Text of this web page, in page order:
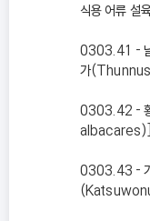
식용 어류 설
0303.41 - 날
가
0303.42 -
albacares)]
0303.43 - 가